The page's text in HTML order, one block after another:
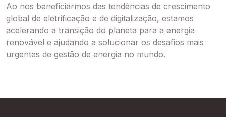
Ao nos beneficiarmos das tendências de crescimento
global de eletrificação e de digitalização, estamos
acelerando a transição do planeta para a energia
renovável e ajudando a solucionar os desafios mais
urgentes de gestão de energia no mundo.